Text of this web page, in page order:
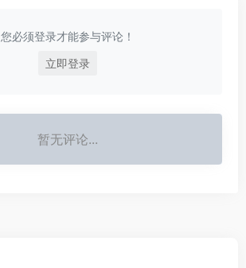
您必须登录才能参与评论！
立即登录
暂无评论...